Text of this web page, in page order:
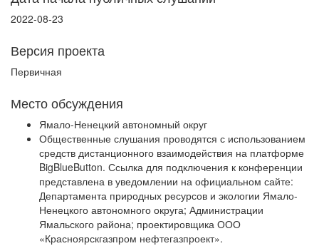
2022-08-23
Версия проекта
Первичная
Место обсуждения
Ямало-Ненецкий автономный округ
Общественные слушания проводятся с использованием
средств дистанционного взаимодействия на платформе
BigBlueButton. Ссылка для подключения к конференции
представлена в уведомлении на официальном сайте:
Департамента природных ресурсов и экологии Ямало-
Ненецкого автономного округа; Администрации
Ямальского района; проектировщика ООО
«Красноярскгазпром нефтегазпроект».